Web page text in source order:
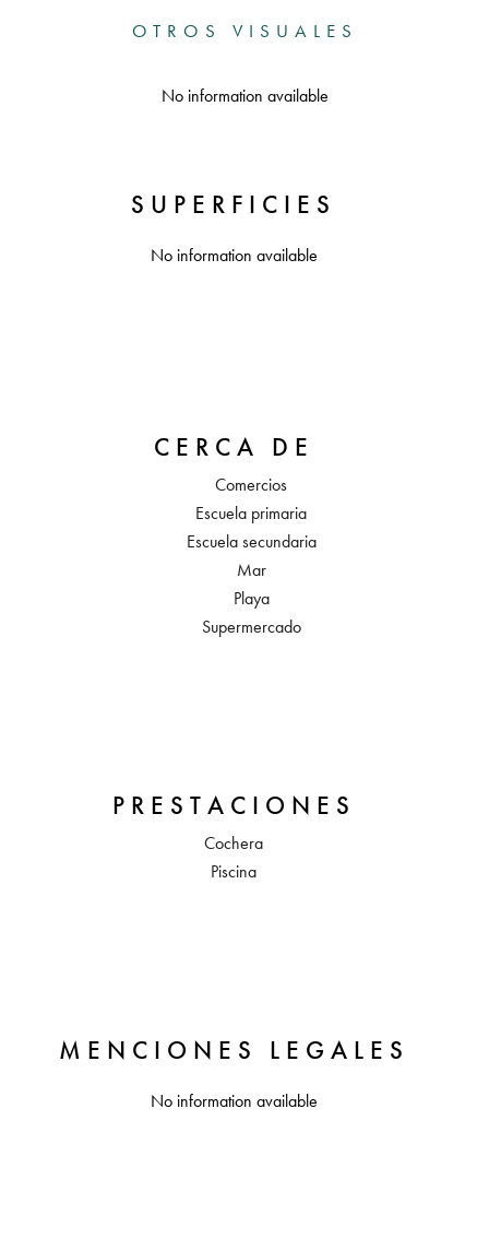
OTROS VISUALES
No information available
SUPERFICIES
No information available
CERCA DE
Comercios
Escuela primaria
Escuela secundaria
Mar
Playa
Supermercado
PRESTACIONES
Cochera
Piscina
MENCIONES LEGALES
No information available